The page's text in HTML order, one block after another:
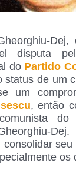
Dej,
disputa
do Partido
status de um
um
, então
consolidar
os